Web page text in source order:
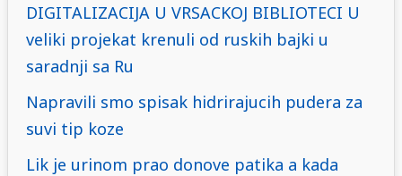
DIGITALIZACIJA U VRSACKOJ BIBLIOTECI U
veliki projekat krenuli od ruskih bajki u
saradnji sa Ru
Napravili smo spisak hidrirajucih pudera za
suvi tip koze
Lik je urinom prao donove patika a kada